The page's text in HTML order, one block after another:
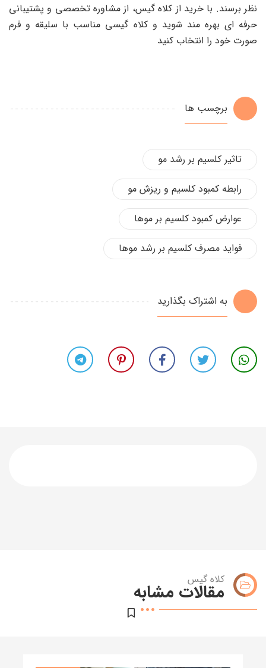
نظر برسند. با خرید از کلاه گیس، از مشاوره تخصصی و پشتیبانی
حرفه ای بهره مند شوید و کلاه گیسی مناسب با سلیقه و فرم
صورت خود را انتخاب کنید
برچسب ها
تاثیر کلسیم بر رشد مو
رابطه کمبود کلسیم و ریزش مو
عوارض کمبود کلسیم بر موها
فواید مصرف کلسیم بر رشد موها
به اشتراک بگذارید
کلاه گیس
مقالات مشابه